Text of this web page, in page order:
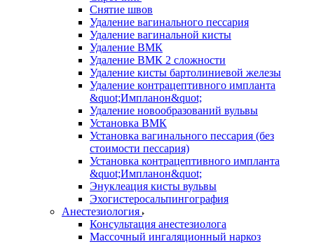
Снятие швов
Удаление вагинального пессария
Удаление вагинальной кисты
Удаление ВМК
Удаление ВМК 2 сложности
Удаление кисты бартолиниевой железы
Удаление контрацептивного импланта
&quot;Импланон&quot;
Удаление новообразований вульвы
Установка ВМК
Установка вагинального пессария (без
стоимости пессария)
Установка контрацептивного импланта
&quot;Импланон&quot;
Энуклеация кисты вульвы
Эхогистеросальпингография
Анестезиология
Консультация анестезиолога
Массочный ингаляционный наркоз